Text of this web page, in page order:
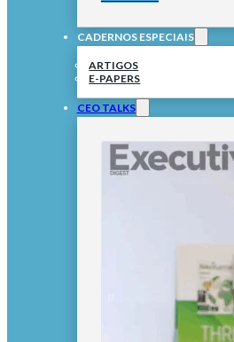
CADERNOS ESPECIAIS
ARTIGOS
E-PAPERS
CEO TALKS